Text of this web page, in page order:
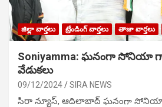
జిల్లా వార్తలు ట్రేండింగ్ వార్తలు తాజా వార్తలు
Soniyamma: ఘ‌నంగా సోనియా
వేడుక‌లు
09/12/2024 SIRA NEWS
సిరా న్యూస్, ఆదిలాబాద్ ఘ‌నంగా సోనియా